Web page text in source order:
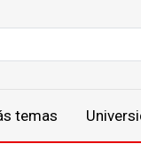
temas